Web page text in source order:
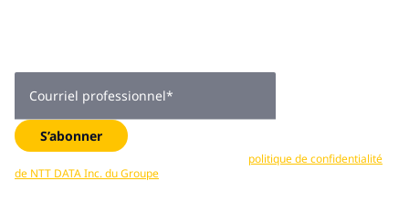
Courriel professionnel*
S’abonner
politique de confidentialité
de NTT DATA Inc. du Groupe